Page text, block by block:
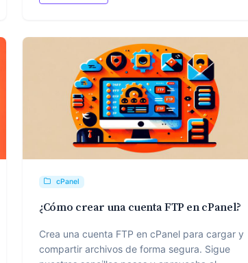
cPanel
¿Cómo crear una cuenta FTP en cPanel?
Crea una cuenta FTP en cPanel para cargar y
compartir archivos de forma segura. Sigue